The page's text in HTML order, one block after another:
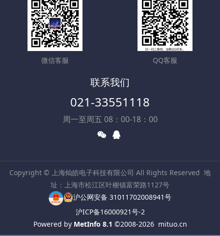
微信客服 QQ客服
联系我们
021-33551118
周一至周五 08：00-18：00
Copyright © 上海灿皓电子科技有限公司 All Rights Reserved 地
址：上海市松江区叶榭镇富荣路1127号
沪公网安备 31011702008941号
沪ICP备16000921号-2
Powered by MetInfo 8.1 ©2008-2026 mituo.cn